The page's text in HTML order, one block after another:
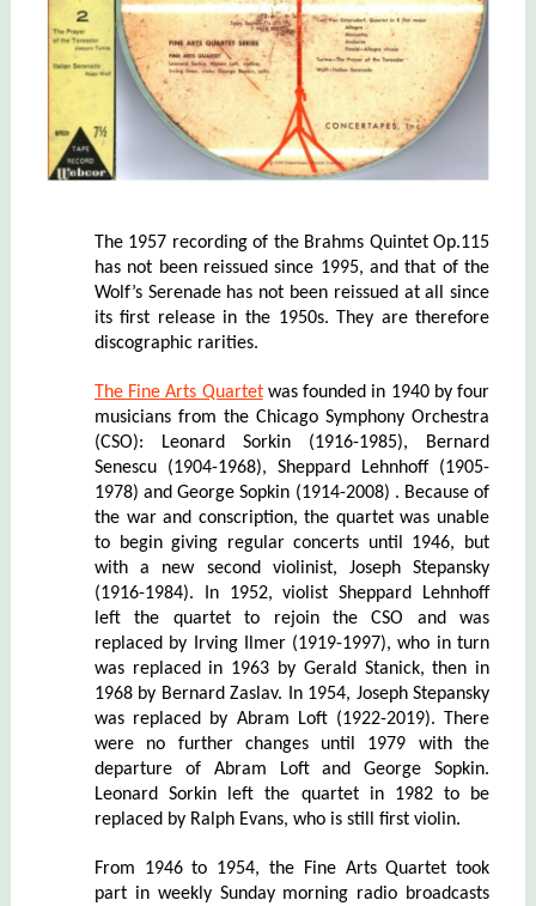
The 1957 recording of the Brahms Quintet Op.115
has not been reissued since 1995, and that of the
Wolf’s Serenade has not been reissued at all since
its first release in the 1950s. They are therefore
discographic rarities.
The Fine Arts Quartetwas founded in 1940 by four
musicians from the Chicago Symphony Orchestra
(CSO): Leonard Sorkin (1916-1985), Bernard
Senescu (1904-1968), Sheppard Lehnhoff (1905-
1978) and George Sopkin (1914-2008) . Because of
the war and conscription, the quartet was unable
to begin giving regular concerts until 1946,
but
with a new second violinist, Joseph Stepansky
(1916-1984). In 1952, violist Sheppard Lehnhoff
left the quartet to rejoin the CSO and was
replaced by Irving Ilmer (1919-1997), who in turn
was replaced in 1963 by Gerald Stanick, then in
1968 by Bernard Zaslav.
n 1954, Joseph Stepansky
wasreplaced by Abram Loft (1922-2019). There
were no further changes until 1979 with the
departure of Abram Loft and George Sopkin.
Leonard Sorkin left the quartet in 1982 to be
replaced by Ralph Evans, who is still first violin.
From 1946 to 1954, the Fine Arts Quartet took
part in weekly Sunday morning radio broadcasts